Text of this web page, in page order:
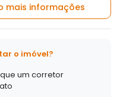
mais informações
o imóvel?
um corretor